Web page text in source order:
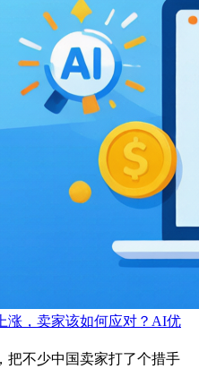
涨，卖家该如何应对？AI优
把不少中国卖家打了个措手